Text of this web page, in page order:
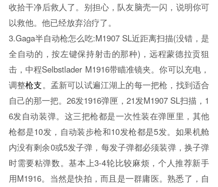
收拾干净后救人了。别担心，队友脑壳一闪，说明你可
以救他。他已经放弃治疗了。
3.Gaga半自动枪怎么吃:M1907 SL近距离扫描(没错，是
全自动的，按左键保持射击的那种)，远程蒙德拉贡狙
击，中程Selbstlader M1916带瞄准镜夹。你可以充电，
调整枪支。孟新可以试遍江湖上的每一把枪，找到适合
自己的那一把。26发1916弹匣，21发M1907 SL扫描，1
6发自动装弹。这三把枪都是一次性装在弹匣里，其他
枪都是10发，自动装步枪和10发枪都是5发。如果机舱
内没有剩余0或5发子弹，每发子弹都必须装弹，换子弹
时需要粘弹数。基本上3-4轮比较麻烦，个人推荐新手
用M1916。当然是快拍，而且是一群庸医。熟悉了，自